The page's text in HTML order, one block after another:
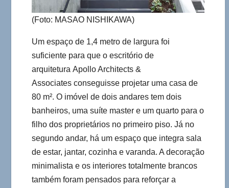
(Foto: MASAO NISHIKAWA)
Um espaço de 1,4 metro de largura foi
suficiente para que o escritório de
arquitetura Apollo Architects &
Associates conseguisse projetar uma casa de
80 m². O imóvel de dois andares tem dois
banheiros, uma suíte master e um quarto para o
filho dos proprietários no primeiro piso. Já no
segundo andar, há um espaço que integra sala
de estar, jantar, cozinha e varanda. A decoração
minimalista e os interiores totalmente brancos
também foram pensados para reforçar a